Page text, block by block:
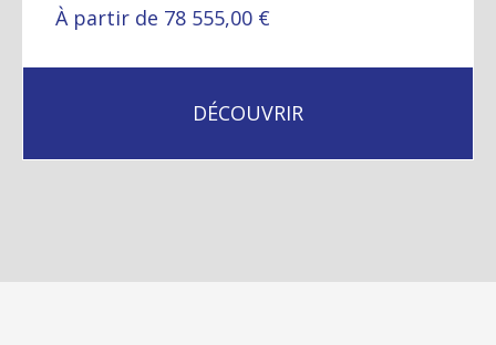
À partir de 78 555,00 €
DÉCOUVRIR